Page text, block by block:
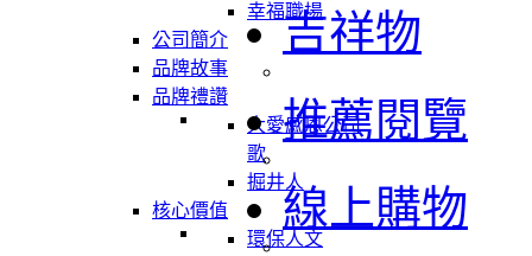
幸福職場
公司簡介
品牌故事
品牌禮讚
大愛感恩公司
歌
掘井人
核心價值
環保人文
吉祥物
推薦閱覽
線上購物